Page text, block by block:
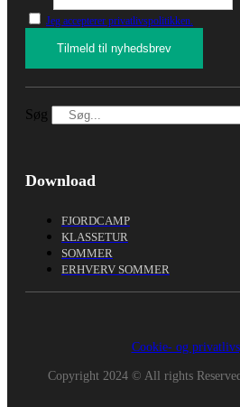
Jeg accepterer privatlivspolitikken.
Søg
Download
FJORDCAMP
KLASSETUR
SOMMER
ERHVERV SOMMER
Cookie- og
Copyright 2024 © All rights